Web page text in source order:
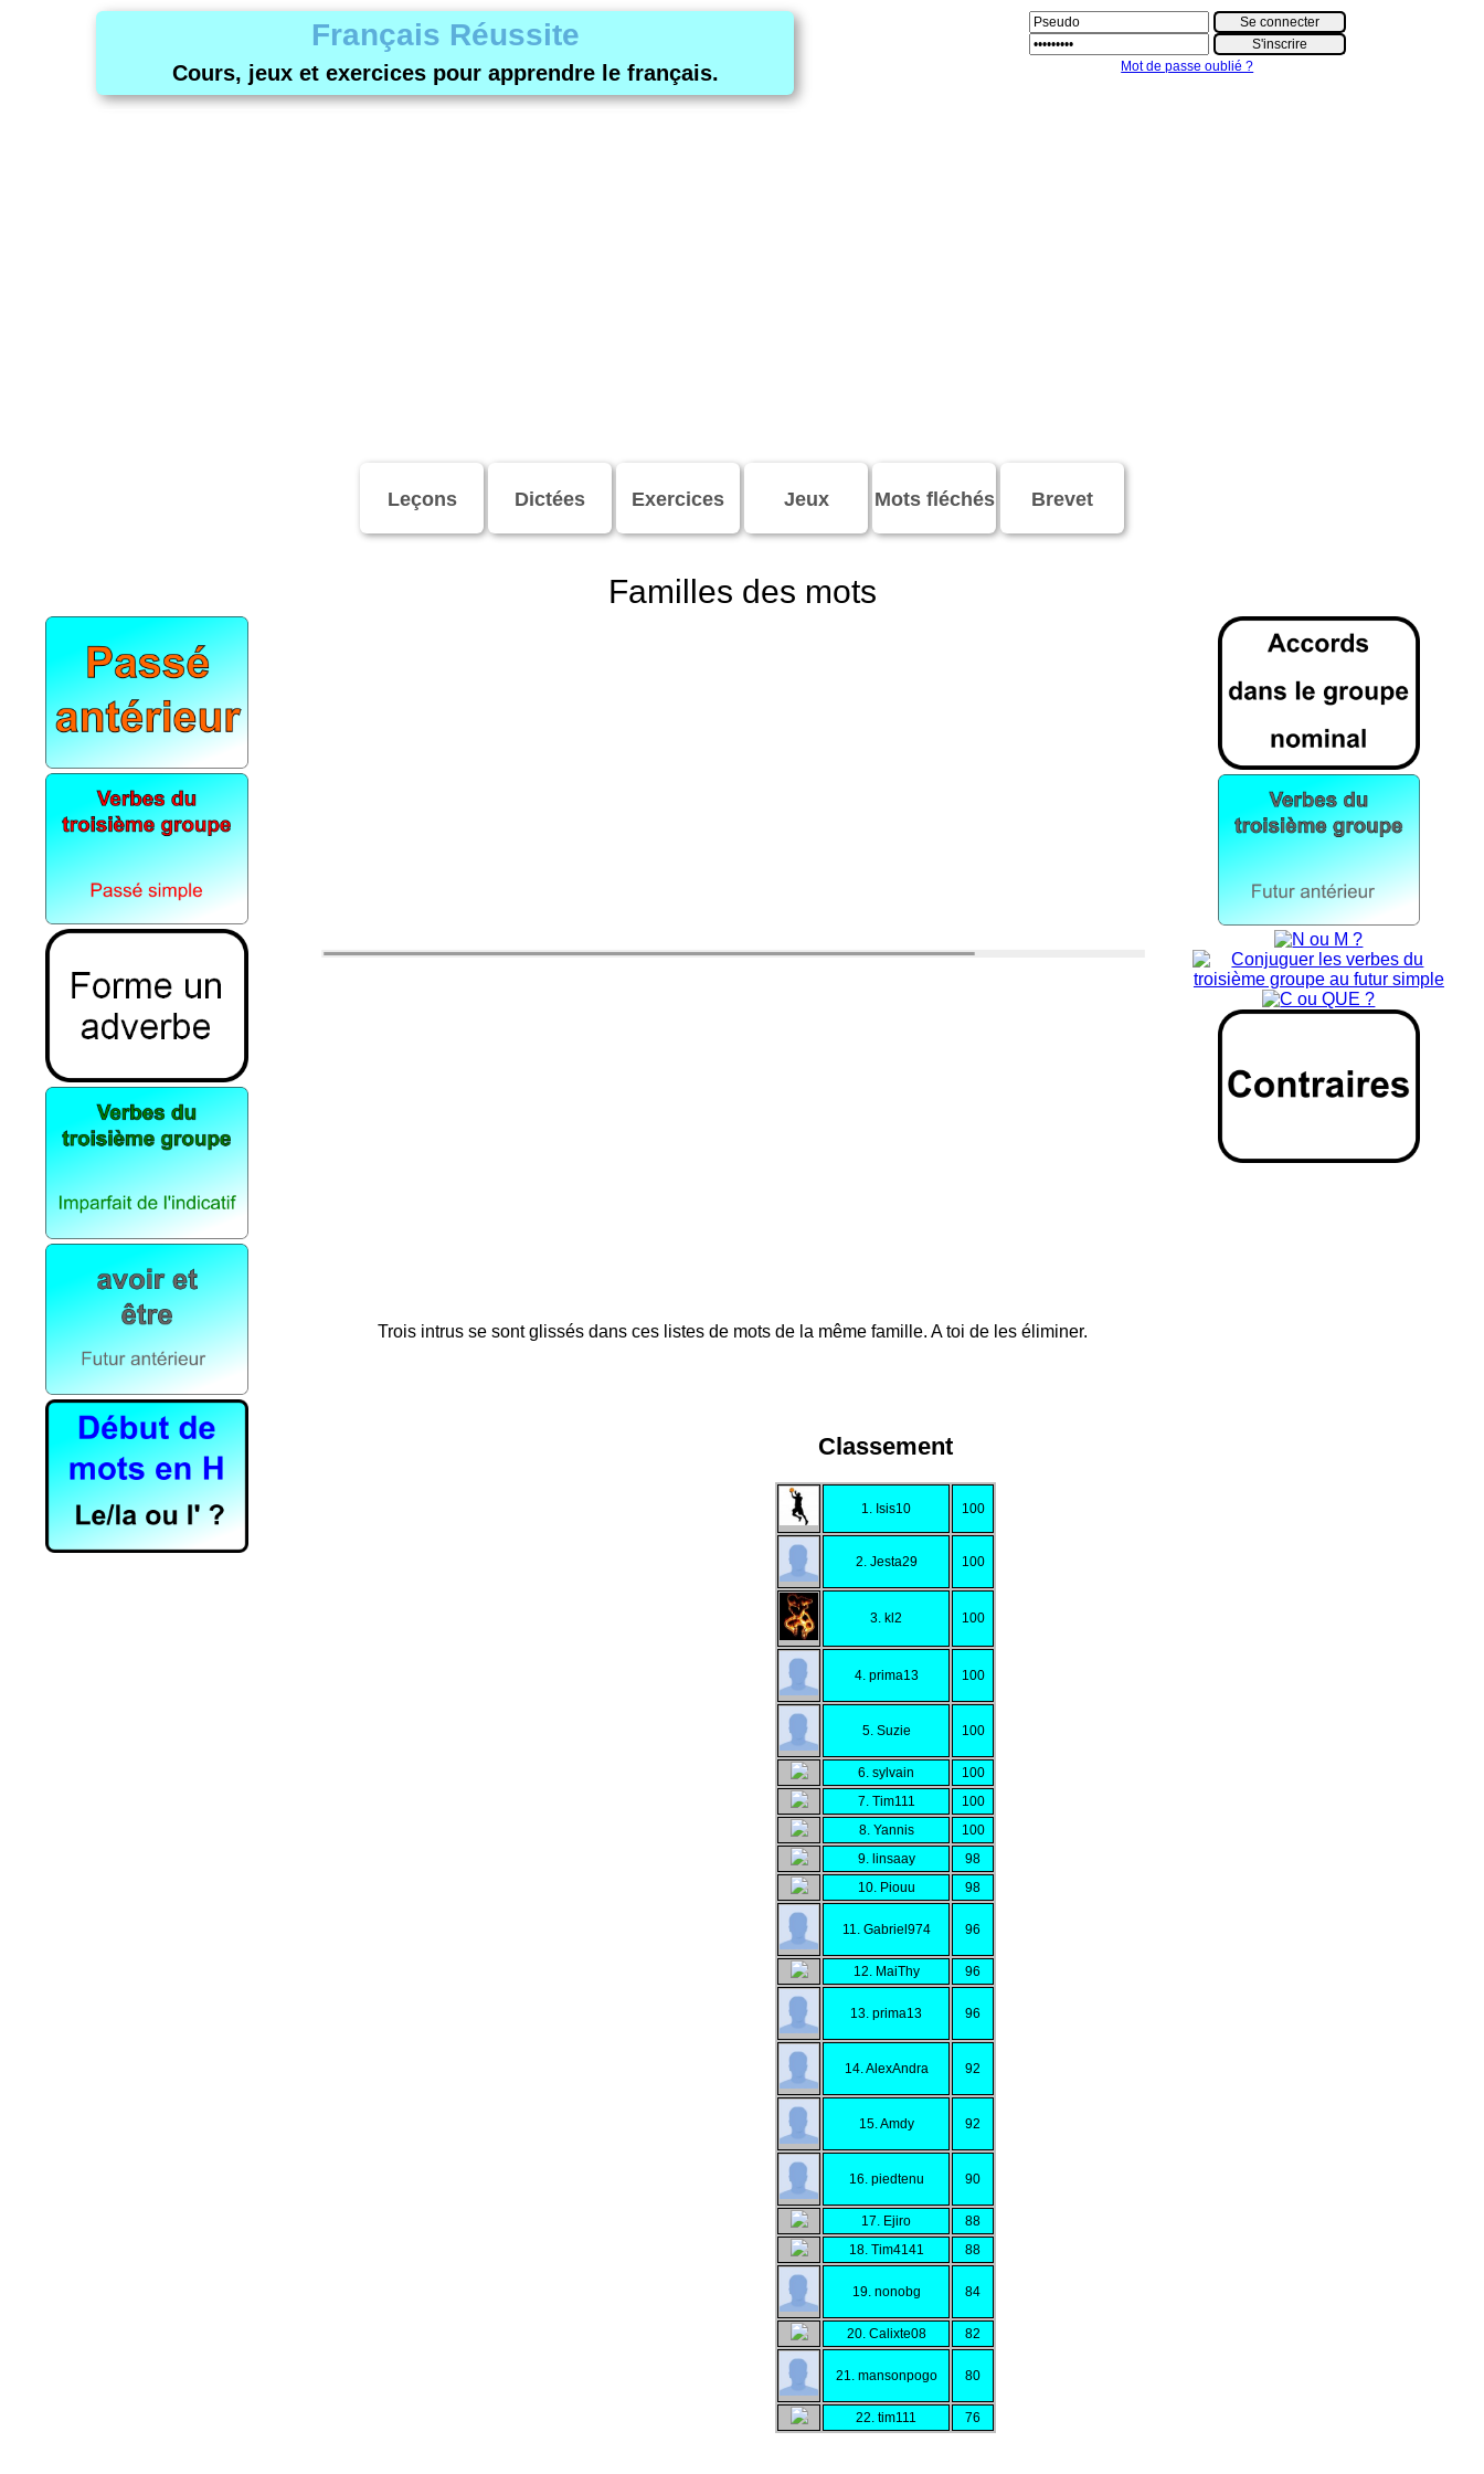
Français Réussite
Cours, jeux et exercices pour apprendre le français. Mot de passe oublié ?
Leçons Dictées Exercices Jeux Mots fléchés Brevet
Familles des mots
Trois intrus se sont glissés dans ces listes de mots de la même famille. A toi de les éliminer.
Classement
1. Isis10 100
2. Jesta29 100
3. kl2 100
4. prima13 100
5. Suzie 100
6. sylvain
100
7. Tim111
100
8. Yannis
100
9. linsaay
98
10. Piouu
98
11. Gabriel974 96
12. MaiThy 96
13. prima13 96
14. AlexAndra 92
15. Amdy 92
16. piedtenu 90
17. Ejiro
88
18. Tim4141
88
19. nonobg 84
20. Calixte08 82
21. mansonpogo 80
22. tim111 76